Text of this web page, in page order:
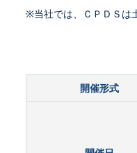
※当社では、ＣＰＤＳは
開催形式